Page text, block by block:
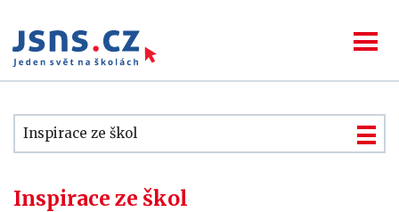
Inspirace ze škol
Inspirace ze škol